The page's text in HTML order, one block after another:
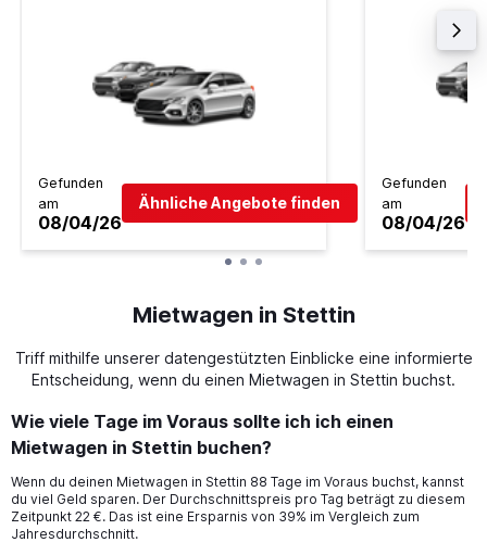
Gefunden
am
08/04/26
Ähnliche Angebote finden
Gefunden
am
08/04/26
Mietwagen in Stettin
Triff mithilfe unserer datengestützten Einblicke eine informierte
Entscheidung, wenn du einen Mietwagen in Stettin buchst.
Wie viele Tage im Voraus sollte ich ich einen
Mietwagen in Stettin buchen?
Wenn du deinen Mietwagen in Stettin 88 Tage im Voraus buchst, kannst
du viel Geld sparen. Der Durchschnittspreis pro Tag beträgt zu diesem
Zeitpunkt 22 €. Das ist eine Ersparnis von 39% im Vergleich zum
Jahresdurchschnitt.